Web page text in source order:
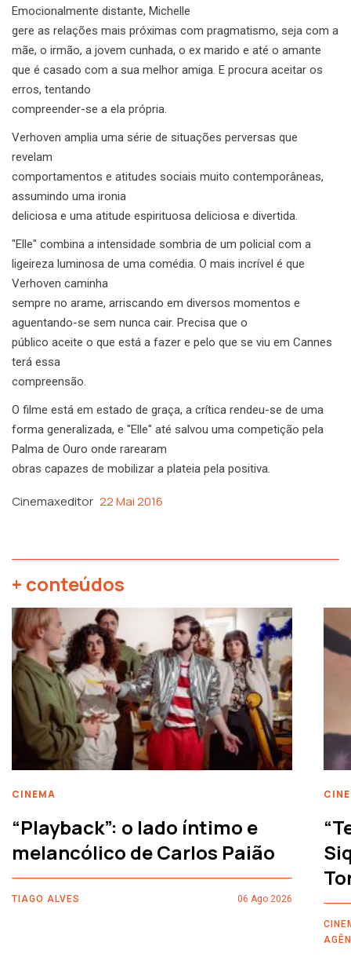
Emocionalmente distante, Michelle
gere as relações mais próximas com pragmatismo, seja com a
mãe, o irmão, a jovem cunhada, o ex marido e até o amante
que é casado com a sua melhor amiga. E procura aceitar os
erros, tentando
compreender-se a ela própria.
Verhoven amplia uma série de situações perversas que
revelam
comportamentos e atitudes sociais muito contemporâneas,
assumindo uma ironia
deliciosa e uma atitude espirituosa deliciosa e divertida.
"Elle" combina a intensidade sombria de um policial com a
ligeireza luminosa de uma comédia. O mais incrível é que
Verhoven caminha
sempre no arame, arriscando em diversos momentos e
aguentando-se sem nunca cair. Precisa que o
público aceite o que está a fazer e pelo que se viu em Cannes
terá essa
compreensão.
O filme está em estado de graça, a crítica rendeu-se de uma
forma generalizada, e "Elle" até salvou uma competição pela
Palma de Ouro onde rarearam
obras capazes de mobilizar a plateia pela positiva.
Cinemaxeditor 22 Mai 2016
+ conteúdos
CINEMA
“Playback”: o lado íntimo e
melancólico de Carlos Paião
TIAGO ALVES 06 Ago 2026